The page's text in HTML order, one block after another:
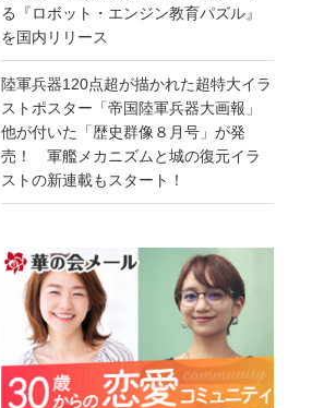
る『ロボット・エンジン教育パズル』
を国内リリース
陸軍兵器120点超が描かれた超特大イラ
ストポスター「帝国陸軍兵器大画報」
他が付いた「歴史群像８月号」が発
売！ 軍艦メカニズムと城の復元イラ
ストの新連載もスタート！